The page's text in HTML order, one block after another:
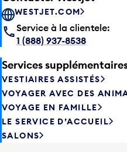
WESTJET.COM
Service à la clientele:
1 (888) 937-8538
Services
VESTIAIRES ASSISTÉS
VOYAGER AVEC DES
VOYAGE EN FAMILLE
LE SERVICE D’ACCUEIL
SALONS